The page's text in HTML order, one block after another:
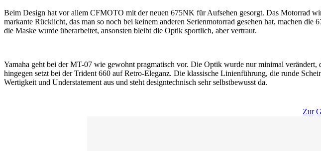
Beim Design hat vor allem CFMOTO mit der neuen 675NK für Aufsehen gesorgt. Das Motorrad
markante Rücklicht, das man so noch bei keinem anderen Serienmotorrad gesehen hat, machen
die Maske wurde überarbeitet, ansonsten bleibt die Optik sportlich, aber vertraut.
Yamaha geht bei der MT-07 wie gewohnt pragmatisch vor. Die Optik wurde nur minimal
hingegen setzt bei der Trident 660 auf Retro-Eleganz. Die klassische Linienführung, die runde
Wertigkeit und Understatement aus und steht designtechnisch sehr selbstbewusst da.
Zur